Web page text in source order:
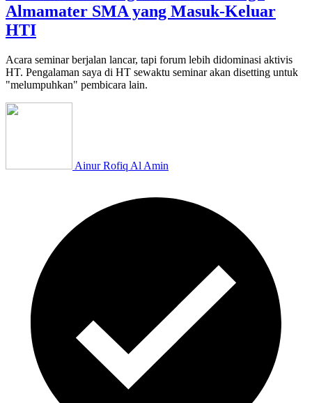
Almamater SMA yang Masuk-Keluar
HTI
Acara seminar berjalan lancar, tapi forum lebih didominasi aktivis
HT. Pengalaman saya di HT sewaktu seminar akan disetting untuk
"melumpuhkan" pembicara lain.
Ainur Rofiq Al Amin